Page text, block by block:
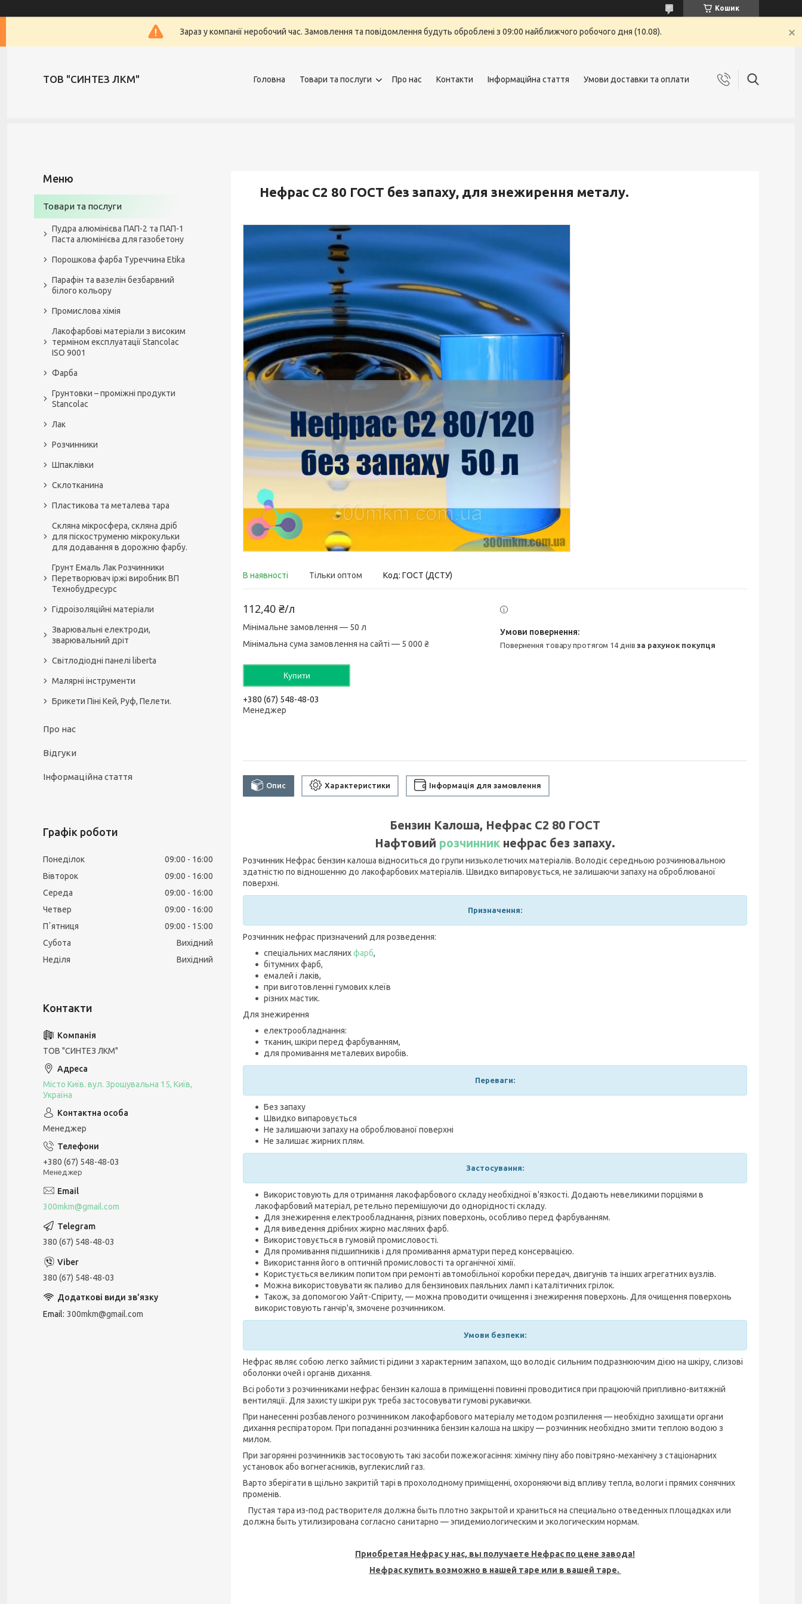
Кошик
Зараз у компанії неробочий час. Замовлення та повідомлення будуть оброблені з 09:00 найближчого робочого дня (10.08).
ТОВ "СИНТЕЗ ЛКМ" Головна Товари та послуги Про нас Контакти Інформаційна стаття Умови доставки та оплати
Нефрас С2 80 ГОСТ без запаху, для знежирення металу.
В наявності Тільки оптом Код: ГОСТ (ДСТУ)
112,40 ₴/л
Мінімальне замовлення — 50 л
Мінімальна сума замовлення на сайті — 5 000 ₴
Купити
+380 (67) 548-48-03
Менеджер
повернення товару протягом 14 днівза рахунок покупця
Опис Характеристики Інформація для замовлення
Бензин Калоша, Нефрас С2 80 ГОСТ
Нафтовий розчинник нефрас без запаху.
Розчинник Нефрас бензин калоша відноситься до групи низьколетючих матеріалів. Володіє середньою розчинювальною
здатністю по відношенню до лакофарбових матеріалів. Швидко випаровується, не залишаючи запаху на оброблюваної
поверхні.
Призначення:
Розчинник нефрас призначений для розведення:
спеціальних маслянихфарб,
бітумних фарб,
емалей і лаків,
при виготовленні гумових клеїв
різних мастик.
Для знежирення
електрообладнання:
тканин, шкіри перед фарбуванням,
для промивання металевих виробів.
Переваги:
Без запаху
Швидко випаровується
Не залишаючи запаху на оброблюваної поверхні
Не залишає жирних плям.
Застосування:
Використовують для отримання лакофарбового складу необхідної в'язкості. Додають невеликими порціями в
лакофарбовий матеріал, ретельно перемішуючи до однорідності складу.
Для знежирення електрообладнання, різних поверхонь, особливо перед фарбуванням.
Для виведення дрібних жирно масляних фарб.
Використовується в гумовій промисловості.
Для промивання підшипників і для промивання арматури перед консервацією.
Використання його в оптичній промисловості та органічної хімії.
Користується великим попитом при ремонті автомобільної коробки передач, двигунів та інших агрегатних вузлів.
Можна використовувати як паливо для бензинових паяльних ламп і каталітичних грілок.
Також, за допомогою Уайт-Спіриту, — можна проводити очищення і знежирення поверхонь. Для очищення поверхонь
використовують ганчір'я, змочене розчинником.
Умови безпеки:
Нефрас являє собою легко займисті рідини з характерним запахом, що володіє сильним подразнюючим дією на шкіру, слизові
оболонки очей і органів дихання.
Всі роботи з розчинниками нефрас бензин калоша в приміщенні повинні проводитися при працюючій припливно-витяжній
вентиляції. Для захисту шкіри рук треба застосовувати гумові рукавички.
При нанесенні розбавленого розчинником лакофарбового матеріалу методом розпилення — необхідно захищати органи
дихання респіратором. При попаданні розчинника бензин калоша на шкіру — розчинник необхідно змити теплою водою з
милом.
При загорянні розчинників застосовують такі засоби пожежогасіння: хімічну піну або повітряно-механічну з стаціонарних
установок або вогнегасників, вуглекислий газ.
Варто зберігати в щільно закритій тарі в прохолодному приміщенні, охороняючи від впливу тепла, вологи і прямих сонячних
променів.
Пустая тара из-под растворителя должна быть плотно закрытой и храниться на специально отведенных площадках или
должна быть утилизирована согласно санитарно — эпидемиологическим и экологическим нормам.
Приобретая Нефрас у нас, вы получаете Нефрас по цене завода!
Нефрас купить возможно в нашей таре или в вашей таре.
Товари та послуги
Пудра алюмінієва ПАП-2 та ПАП-1
Паста алюмінієва для газобетону
Порошкова фарба Туреччина Etika
Парафін та вазелін безбарвний
білого кольору
Промислова хімія
Лакофарбові матеріали з високим
терміном експлуатації Stancolac
ISO 9001
Фарба
Грунтовки – проміжні продукти
Stancolac
Лак
Розчинники
Шпаклівки
Склотканина
Пластикова та металева тара
Скляна мікросфера, скляна дріб
для піскоструменю мікрокульки
для додавання в дорожню фарбу.
Грунт Емаль Лак Розчинники
Перетворювач іржі виробник ВП
Технобудресурс
Гідроізоляційні матеріали
Зварювальні електроди,
зварювальний дріт
Світлодіодні панелі liberta
Малярні інструменти
Брикети Піні Кей, Руф, Пелети.
Про нас
Відгуки
Інформаційна стаття
Графік роботи
Понеділок 09:00
16:00
Вівторок
09:00
16:00
Середа
09:00
16:00
Четвер
09:00
16:00
Пʼятниця
09:00
15:00
Субота
Вихідний
Неділя
Вихідний
ТОВ "СИНТЕЗ ЛКМ"
Місто Київ. вул. Зрошувальна 15, Київ,
Україна
Менеджер
+380 (67) 548-48-03
Менеджер
300mkm@gmail.com
380 (67) 548-48-03
380 (67) 548-48-03
Email 300mkm@gmail.com